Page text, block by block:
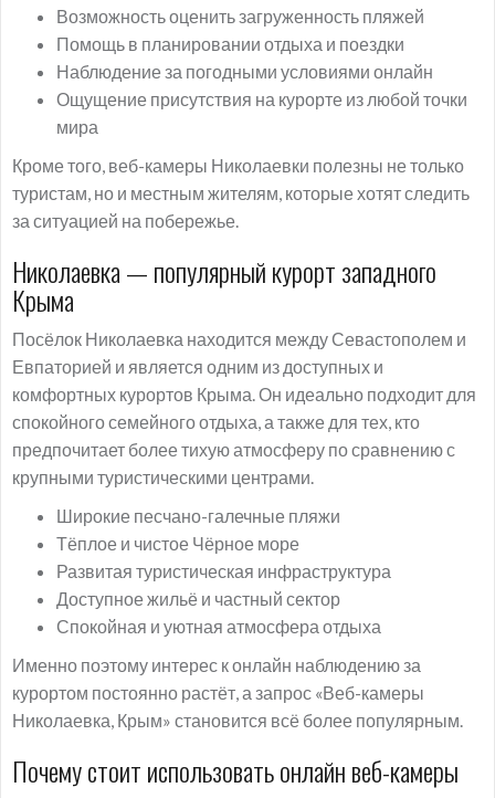
Возможность оценить загруженность пляжей
Помощь в планировании отдыха и поездки
Наблюдение за погодными условиями онлайн
Ощущение присутствия на курорте из любой точки
мира
Кроме того, веб-камеры Николаевки полезны не только
туристам, но и местным жителям, которые хотят следить
за ситуацией на побережье.
Николаевка — популярный курорт западного
Крыма
Посёлок Николаевка находится между Севастополем и
Евпаторией и является одним из доступных и
комфортных курортов Крыма. Он идеально подходит для
спокойного семейного отдыха, а также для тех, кто
предпочитает более тихую атмосферу по сравнению с
крупными туристическими центрами.
Широкие песчано-галечные пляжи
Тёплое и чистое Чёрное море
Развитая туристическая инфраструктура
Доступное жильё и частный сектор
Спокойная и уютная атмосфера отдыха
Именно поэтому интерес к онлайн наблюдению за
курортом постоянно растёт, а запрос «Веб-камеры
Николаевка, Крым» становится всё более популярным.
Почему стоит использовать онлайн веб-камеры